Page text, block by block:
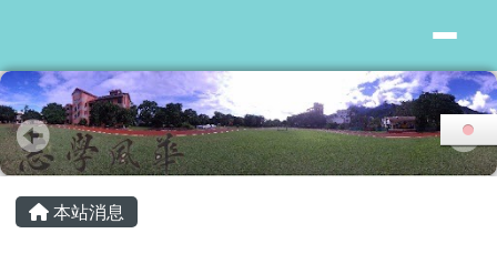
主內容區域
本站消息
頁尾區域